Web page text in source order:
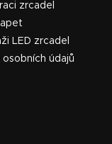
zrcadel
LED zrcadel
osobních údajů